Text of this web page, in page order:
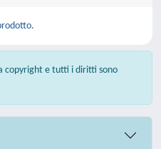
copyright e tutti i diritti sono